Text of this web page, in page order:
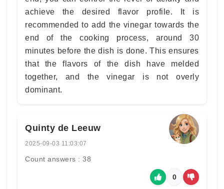
achieve the desired flavor profile. It is
recommended to add the vinegar towards the
end of the cooking process, around 30
minutes before the dish is done. This ensures
that the flavors of the dish have melded
together, and the vinegar is not overly
dominant.
Quinty de Leeuw
2025-09-03 11:03:07
Count answers : 38
0